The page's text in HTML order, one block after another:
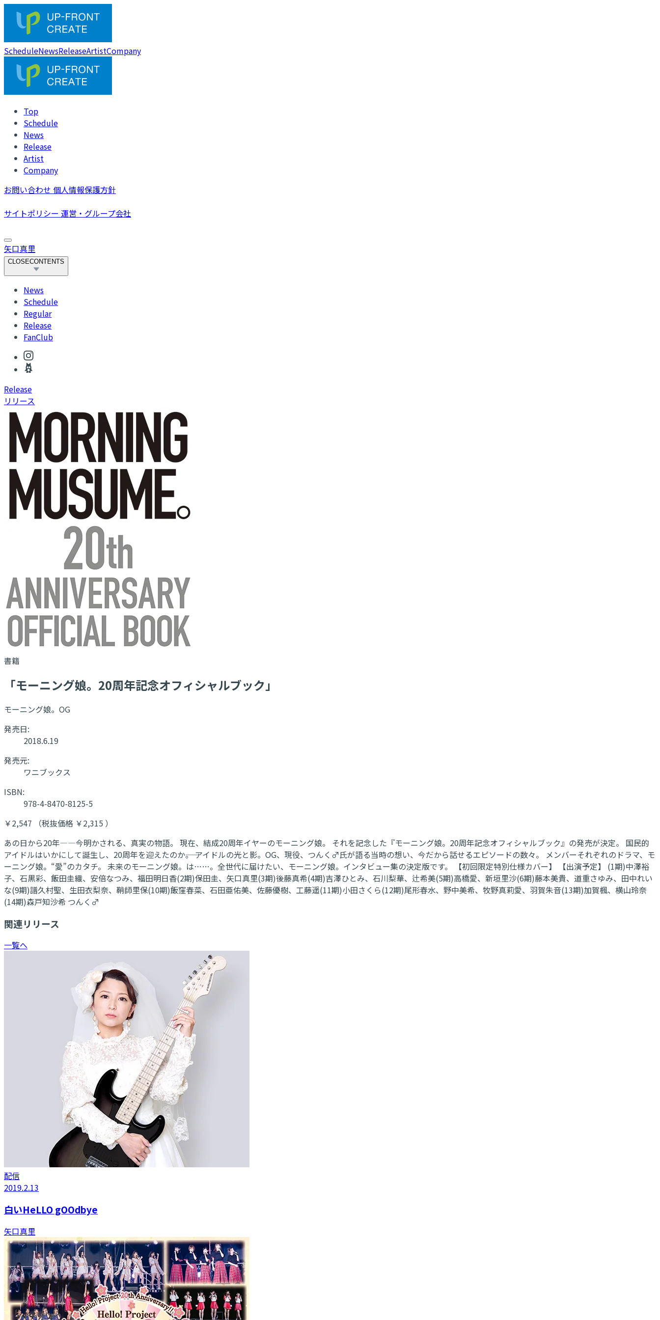
ScheduleNewsReleaseArtistCompany
Top
Schedule
News
Release
Artist
Company
お問い合わせ 個人情報保護方針
サイトポリシー 運営・グループ会社
矢口真里
CLOSECONTENTS
News
Schedule
Regular
Release
FanClub
Release
リリース
書籍
「モーニング娘。20周年記念オフィシャルブック」
モーニング娘。OG
発売日:
2018.6.19
発売元:
ワニブックス
ISBN:
978-4-8470-8125-5
￥2,547 （税抜価格 ￥2,315 ）
あの日から20年―—今明かされる、真実の物語。 現在、結成20周年イヤーのモーニング娘。 それを記念した『モーニング娘。20周年記念オフィシャルブック』の発売が決定。 国民的
アイドルはいかにして誕生し、20周年を迎えたのか――。 アイドルの光と影。OG、現役、つんく♂氏が語る当時の想い、今だから話せるエピソードの数々。 メンバーそれぞれのドラマ、モ
ーニング娘。“愛”のカタチ。 未来のモーニング娘。は……。全世代に届けたい、モーニング娘。インタビュー集の決定版です。 【初回限定特別仕様カバー】 【出演予定】 (1期)中澤裕
子、石黒彩、飯田圭織、安倍なつみ、福田明日香(2期)保田圭、矢口真里(3期)後藤真希(4期)吉澤ひとみ、石川梨華、辻希美(5期)高橋愛、新垣里沙(6期)藤本美貴、道重さゆみ、田中れい
な(9期)譜久村聖、生田衣梨奈、鞘師里保(10期)飯窪春菜、石田亜佑美、佐藤優樹、工藤遥(11期)小田さくら(12期)尾形春水、野中美希、牧野真莉愛、羽賀朱音(13期)加賀楓、横山玲奈
(14期)森戸知沙希 つんく♂
関連リリース
一覧へ
配信
2019.2.13
白いHeLLO gOOdbye
矢口真里